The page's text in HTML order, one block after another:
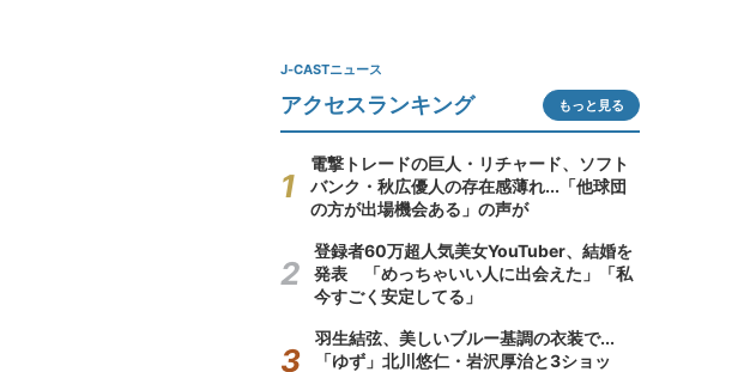
J-CASTニュース
アクセスランキング もっと見る
電撃トレードの巨人・リチャード、ソフト
バンク・秋広優人の存在感薄れ...「他球団
の方が出場機会ある」の声が
登録者60万超人気美女YouTuber、結婚を
発表 「めっちゃいい人に出会えた」「私
今すごく安定してる」
羽生結弦、美しいブルー基調の衣装で...
「ゆず」北川悠仁・岩沢厚治と3ショッ